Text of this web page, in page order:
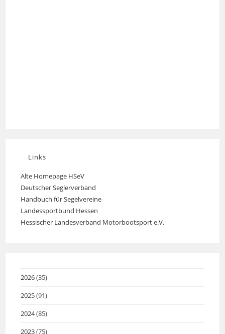
Links
Alte Homepage HSeVOpens
in
a
new
tab
Deutscher Seglerverband
in
a
new
Handbuch für SegelvereineOpens
a
Landessportbund Hessen
in
Hessischer Landesverband Motorbootsport e.V.Opens
2026(35)
2025(91)
2024(85)
2023(75)